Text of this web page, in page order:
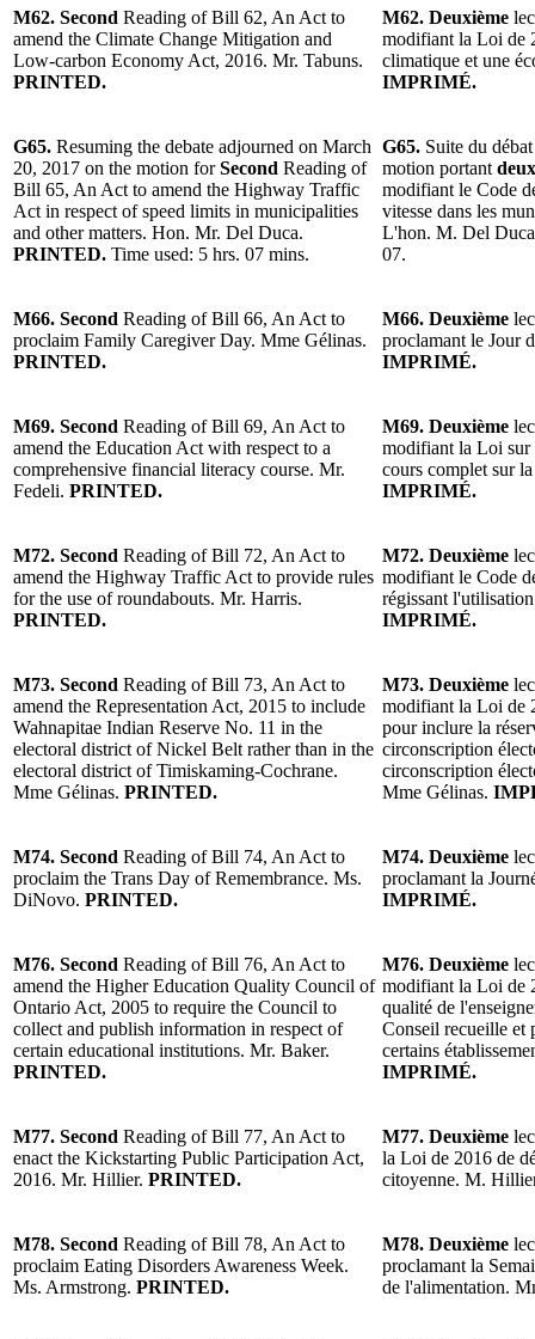
M62. Second Reading of Bill 62, An Act to
amend the Climate Change Mitigation and
Low-carbon Economy Act, 2016. Mr. Tabuns.
PRINTED.
M62. Deuxième
modifiant la Loi de
climatique et une
IMPRIMÉ.
G65. Resuming the debate adjourned on March
20, 2017 on the motion forSecond Reading of
Bill 65, An Act to amend the Highway Traffic
Act in respect of speed limits in municipalities
and other matters. Hon. Mr. Del Duca.
PRINTED. Time used: 5 hrs. 07 mins.
G65. Suite du
motion portant
modifiant le Code
vitesse dans les
L'hon. M. Del
07.
M66. Second Reading of Bill 66, An Act to
proclaim Family Caregiver Day. Mme Gélinas.
PRINTED.
M66. Deuxième
proclamant le Jour
IMPRIMÉ.
M69. Second Reading of Bill 69, An Act to
amend the Education Act with respect to a
comprehensive financial literacy course. Mr.
Fedeli. PRINTED.
M69. Deuxième
modifiant la Loi sur
cours complet sur
IMPRIMÉ.
M72. Second Reading of Bill 72, An Act to
amend the Highway Traffic Act to provide rules
for the use of roundabouts. Mr. Harris.
PRINTED.
M72. Deuxième
modifiant le Code
régissant
IMPRIMÉ.
M73. Second Reading of Bill 73, An Act to
amend the Representation Act, 2015 to include
Wahnapitae Indian Reserve No. 11 in the
electoral district of Nickel Belt rather than in the
electoral district of Timiskaming-Cochrane.
Mme Gélinas. PRINTED.
M73. Deuxième
modifiant la Loi de
pour inclure la
circonscription
circonscription
Mme Gélinas.
M74. Second Reading of Bill 74, An Act to
proclaim the Trans Day of Remembrance. Ms.
DiNovo. PRINTED.
M74. Deuxième
proclamant la
IMPRIMÉ.
M76. Second Reading of Bill 76, An Act to
amend the Higher Education Quality Council of
Ontario Act, 2005 to require the Council to
collect and publish information in respect of
certain educational institutions. Mr. Baker.
PRINTED.
M76. Deuxième
modifiant la Loi de
qualité de
Conseil recueille et
certains
IMPRIMÉ.
M77. Second Reading of Bill 77, An Act to
enact the Kickstarting Public Participation Act,
2016. Mr. Hillier. PRINTED.
M77. Deuxième
la Loi de 2016 de
citoyenne. M.
M78. Second Reading of Bill 78, An Act to
proclaim Eating Disorders Awareness Week.
Ms. Armstrong. PRINTED.
M78. Deuxième
proclamant la
de l'alimentation.